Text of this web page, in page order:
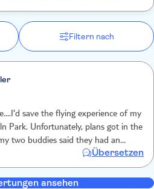
Filtern nach
save the flying experience of my
Park. Unfortunately, plans got in the
two buddies said they had an
One day, I'll take my turn.Übersetzen
ansehen